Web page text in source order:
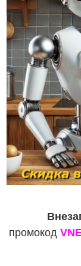
промокод